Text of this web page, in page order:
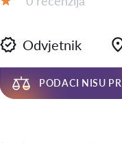
Odvjetnik
PODACI NISU